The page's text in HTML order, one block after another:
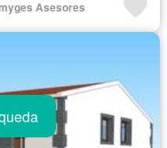
Asesores